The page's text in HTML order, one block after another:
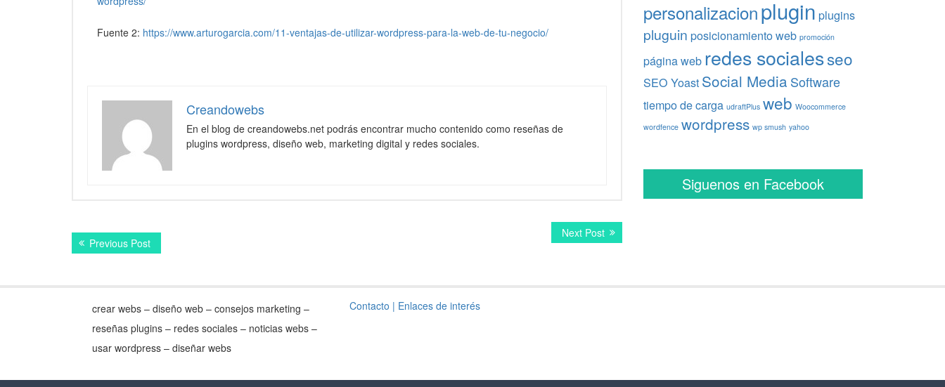
Fuente 2: https://www.arturogarcia.com/11-ventajas-de-utilizar-wordpress-para-la-web-de-tu-negocio/
Creandowebs
En el blog de creandowebs.net podrás encontrar mucho contenido como reseñas de
plugins wordpress, diseño web, marketing digital y redes sociales.
Navegación
dePrevious PostPrevious
post:
Next PostNext
post:
personalizacionplugin plugins
pluguin posicionamiento web promoción
página web redes socialesseo
SEO Yoast Social Media Software
tiempo de carga udraftPlus web Woocommerce
wordfence wordpress wp smush yahoo
Siguenos en Facebook
crear webs – diseño web – consejos marketing –
reseñas plugins – redes sociales – noticias webs –
usar wordpress – diseñar webs
Contacto | Enlaces de interés